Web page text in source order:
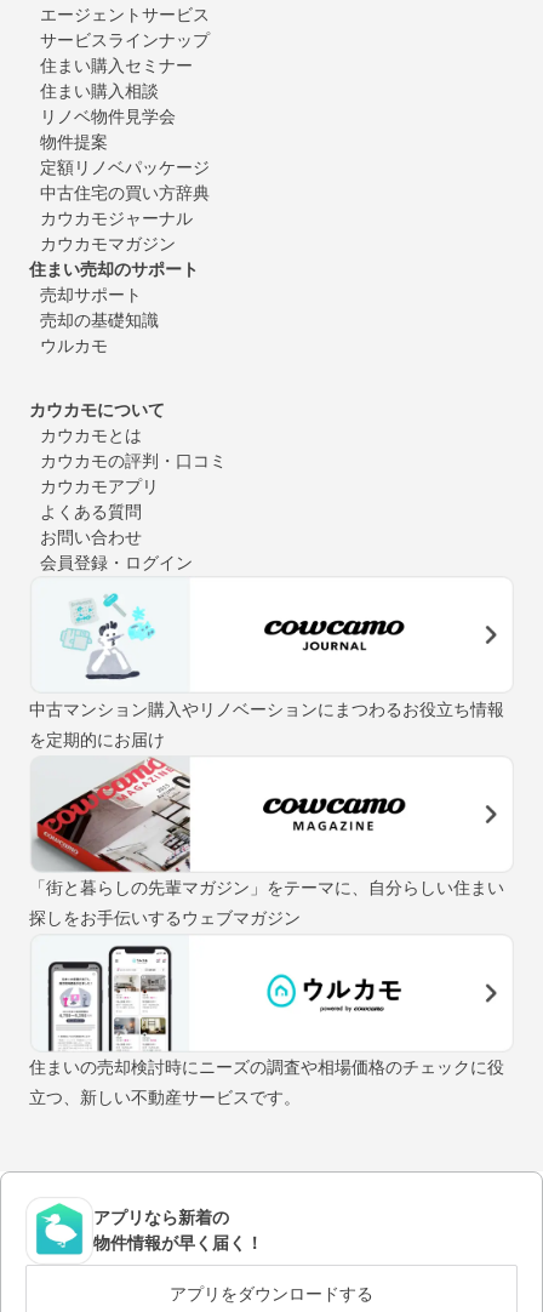
エージェントサービス
サービスラインナップ
住まい購入セミナー
住まい購入相談
リノベ物件見学会
物件提案
定額リノベパッケージ
中古住宅の買い方辞典
カウカモジャーナル
カウカモマガジン
住まい売却のサポート
売却サポート
売却の基礎知識
ウルカモ
カウカモについて
カウカモとは
カウカモの評判・口コミ
カウカモアプリ
よくある質問
お問い合わせ
会員登録・ログイン
中古マンション購入やリノベーションにまつわるお役立ち情報
を定期的にお届け
「街と暮らしの先輩マガジン」をテーマに、自分らしい住まい
探しをお手伝いするウェブマガジン
住まいの売却検討時にニーズの調査や相場価格のチェックに役
立つ、新しい不動産サービスです。
アプリなら新着の
物件情報が早く届く！
アプリをダウンロードする